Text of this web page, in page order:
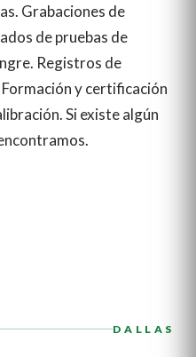
Grabaciones de
de pruebas de
Registros de
y certificación
Si existe algún
DALLAS